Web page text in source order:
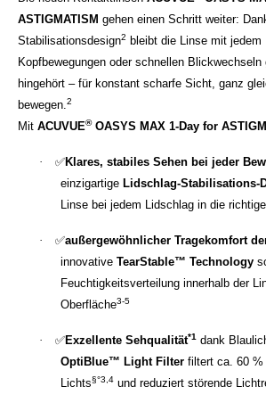
ASTIGMATISM gehen einen Schritt weiter:
Stabilisationsdesign2 bleibt die Linse mit jedem
Kopfbewegungen oder schnellen
hingehört – für konstant scharfe Sicht, ganz
bewegen. 2
Mit ACUVUE®OASYS MAX 1-Day for
· ✅Klares, stabiles Sehen bei jeder
einzigartige Lidschlag-Stabilisations-
Linse bei jedem Lidschlag in die
· ✅außergewöhnlicher Tragekomfort
innovative TearStable™ Technology
Feuchtigkeitsverteilung innerhalb der
Oberfläche3-5
· ✅Exzellente Sehqualität*1 dank
OptiBlue™ Light Filter filtert ca. 60 %
Lichts§°3,4 und reduziert störende